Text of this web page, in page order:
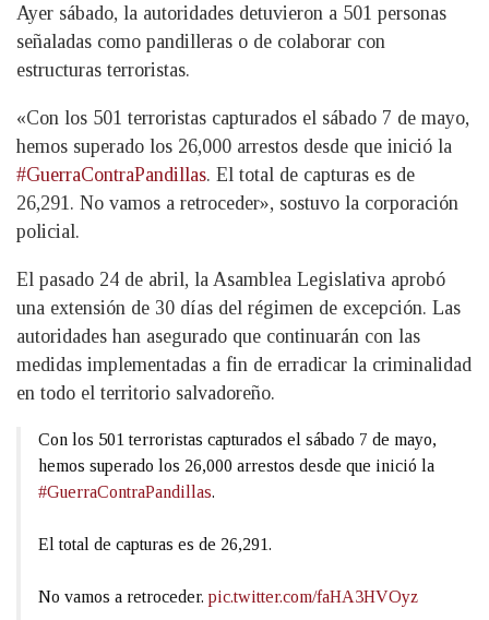
Ayer sábado, la autoridades detuvieron a 501 personas
señaladas como pandilleras o de colaborar con
estructuras terroristas.
«Con los 501 terroristas capturados el sábado 7 de mayo,
hemos superado los 26,000 arrestos desde que inició la
#GuerraContraPandillas. El total de capturas es de
26,291. No vamos a retroceder», sostuvo la corporación
policial.
El pasado 24 de abril, la Asamblea Legislativa aprobó
una extensión de 30 días del régimen de excepción. Las
autoridades han asegurado que continuarán con las
medidas implementadas a fin de erradicar la criminalidad
en todo el territorio salvadoreño.
Con los 501 terroristas capturados el sábado 7 de mayo,
hemos superado los 26,000 arrestos desde que inició la
#GuerraContraPandillas.
El total de capturas es de 26,291.
No vamos a retroceder. pic.twitter.com/faHA3HVOyz